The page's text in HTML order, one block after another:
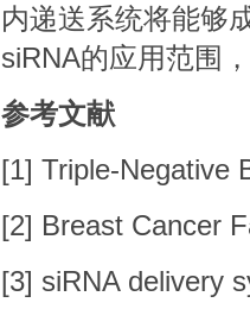
内递送系统将能够
siRNA的应用范围
参考文献
[1] Triple-Negative
[2] Breast Cancer
[3] siRNA delivery